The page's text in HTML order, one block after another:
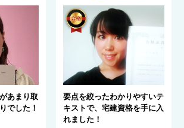
あまり取
でした！
要点を絞ったわかりやすいテ
キストで、宅建資格を手に入
れました！